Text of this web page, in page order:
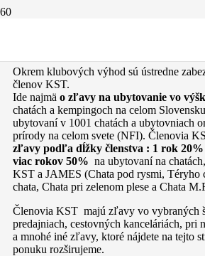
Okrem klubových výhod sú ústredne
členov KST.
Ide najmä o zľavy na ubytovanie vo
chatách a kempingoch na celom
ubytovaní v 1001 chatách a ubytovniach
prírody na celom svete (NFI). Členovia
zľavy podľa dĺžky členstva : 1 rok 20%
viac rokov 50% na ubytovaní na
KST a JAMES (Chata pod rysmi, Téryho
chata, Chata pri zelenom plese a Chata
Členovia KST majú zľavy vo vybraných
predajniach, cestovných kanceláriách, pri
a mnohé iné zľavy, ktoré nájdete na tejto
ponuku rozširujeme.